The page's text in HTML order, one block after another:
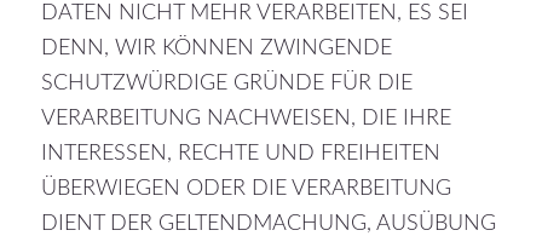
DATEN NICHT MEHR VERARBEITEN, ES SEI
DENN, WIR KÖNNEN ZWINGENDE
SCHUTZWÜRDIGE GRÜNDE FÜR DIE
VERARBEITUNG NACHWEISEN, DIE IHRE
INTERESSEN, RECHTE UND FREIHEITEN
ÜBERWIEGEN ODER DIE VERARBEITUNG
DIENT DER GELTENDMACHUNG, AUSÜBUNG